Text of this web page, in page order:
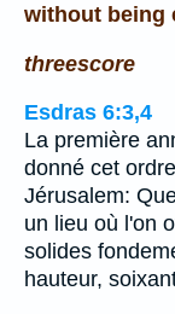
without being
threescore
Esdras 6:3,4
La première
donné cet
Jérusalem:
un lieu où l'on
solides
hauteur,